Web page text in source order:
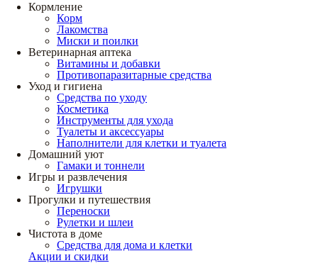
Кормление
Корм
Лакомства
Миски и поилки
Ветеринарная аптека
Витамины и добавки
Противопаразитарные средства
Уход и гигиена
Средства по уходу
Косметика
Инструменты для ухода
Туалеты и аксессуары
Наполнители для клетки и туалета
Домашний уют
Гамаки и тоннели
Игры и развлечения
Игрушки
Прогулки и путешествия
Переноски
Рулетки и шлеи
Чистота в доме
Средства для дома и клетки
Акции и скидки